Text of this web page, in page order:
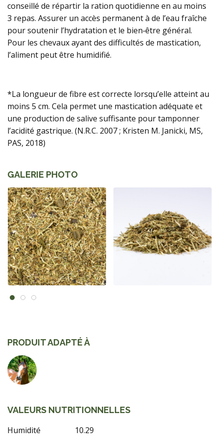
conseillé de répartir la ration quotidienne en au moins
3 repas. Assurer un accès permanent à de l’eau fraîche
pour soutenir l’hydratation et le bien‑être général.
Pour les chevaux ayant des difficultés de mastication,
l’aliment peut être humidifié.
*La longueur de fibre est correcte lorsqu’elle atteint au
moins 5 cm. Cela permet une mastication adéquate et
une production de salive suffisante pour tamponner
l’acidité gastrique. (N.R.C. 2007 ; Kristen M. Janicki, MS,
PAS, 2018)
GALERIE PHOTO
PRODUIT ADAPTÉ À
VALEURS NUTRITIONNELLES
Humidité 10.29